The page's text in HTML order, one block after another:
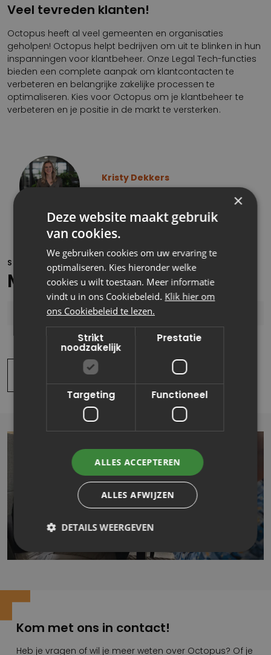
Veel tevreden klanten!
Octopus heeft al veel gemeenten en organisaties
geholpen! Octopus helpt bedrijven om uit te blinken in hun
inspanningen voor klantbeheer. Onze Legal Tech-functies
bieden een complete aanpak om klantcontacten te
verbeteren en belangrijke zakelijke processen te
optimaliseren. Kies voor Octopus om je klantbeheer te
verbeteren en je positie in de markt te versterken.
Kristy Dekkers
STUUR EEN BERICHT!
Meer weten?
Lees meer artikelen
Kom met ons in contact!
Heb je vragen of wil je meer weten over Octopus? Of je
×
Deze website maakt gebruik
van cookies.
We gebruiken cookies om uw ervaring te
optimaliseren. Kies hieronder welke
cookies u wilt toestaan. Meer informatie
vindt u in ons Cookiebeleid. Klik hier om
ons Cookiebeleid te lezen.
Strikt
noodzakelijk
Prestatie
Targeting Functioneel
ALLES ACCEPTEREN
ALLES AFWIJZEN
DETAILS WEERGEVEN